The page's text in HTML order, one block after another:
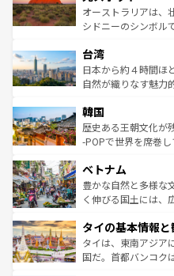
るだろう。車でのロ
ならではの贅沢な旅のスタイル
情報は コンテンツ一覧
おすすめ。エメラル
文化や歴史が息づい
人々、おいしいロー
ク、伝統的なフラダ
っている。訪れるた
はコンテンツ一覧
オーストラリアは、
シドニーのシンボル
リアリーフや大陸中
ク）、タスマニアの
ど、見どころがたく
いる。アクティビテ
ビング、ハイキング
い。オーストラリア
参照してほしい。
台湾
日本から約４時間ほ
自然が織りなす魅力
ン）、静ひつな山岳
と山間の静けさが共
驚きをもたらしてく
容にもいいと評判の
が味わえる
照してほしい。
韓国
歴史ある王朝文化が
-POPで世界を席巻
き、地方に足を延ば
できる。そして、キ
まで、さまざまな韓
リティに包まれなが
覧を参照してほしい
ベトナム
豊かな自然と多様な
く伸びる国土には、
急速な発展と共に伝
ーチミン市のフラン
醸し出している。ま
タイの基本情報
タイは、東南アジア
国だ。首都バンコク